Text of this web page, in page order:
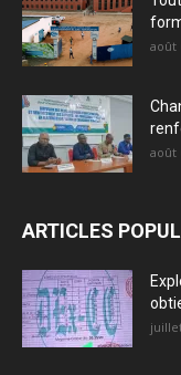
août
août
ARTICLES